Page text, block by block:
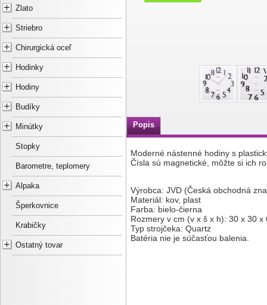
Zlato
Striebro
Chirurgická oceľ
Hodinky
Hodiny
Budíky
Minútky
Stopky
Barometre, teplomery
Alpaka
Šperkovnice
Krabičky
Ostatný tovar
Popis
Moderné nástenné hodiny s
Čísla sú magnetické, môžte si ich
Výrobca: JVD (Česká obchodná
Materiál: kov, plast
Farba: bielo-čierna
Rozmery v cm (v x š x h): 30 x 30 x
Typ strojčeka: Quartz
Batéria nie je súčasťou balenia.